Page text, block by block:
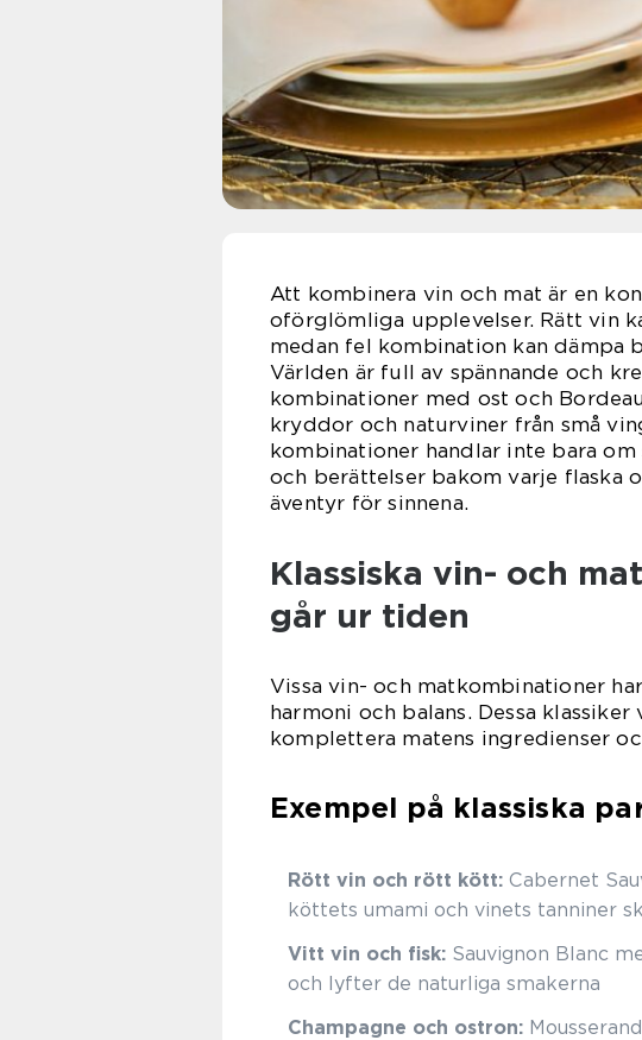
Att kombinera vin och mat är en
oförglömliga upplevelser. Rätt vin
medan fel kombination kan dämpa
Världen är full av spännande och
kombinationer med ost och
kryddor och naturviner från små
kombinationer handlar inte bara
och berättelser bakom varje
äventyr för sinnena.
Klassiska vin- och
går ur tiden
Vissa vin- och matkombinationer
harmoni och balans. Dessa
komplettera matens ingredienser
Exempel på klassiska
Rött vin och rött kött: Cabernet
köttets umami och vinets tanniner
Vitt vin och fisk: Sauvignon Blanc
och lyfter de naturliga smakerna
Champagne och ostron: